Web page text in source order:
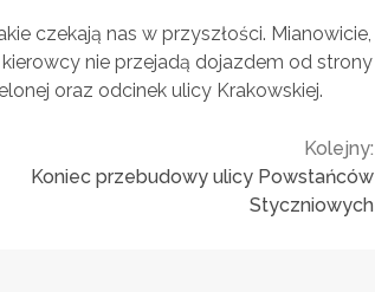
czekają nas w przyszłości. Mianowicie,
nie przejadą dojazdem od strony
oraz odcinek ulicy Krakowskiej.
Kolejny:
Koniec przebudowy ulicy Powstańców
Styczniowych